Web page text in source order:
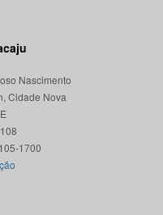
Nascimento
Cidade Nova